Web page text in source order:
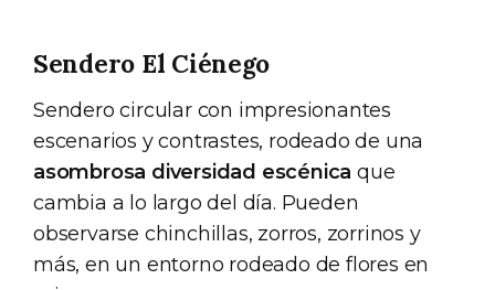
Sendero El Ciénego
Sendero circular con impresionantes
escenarios y contrastes, rodeado de una
asombrosa diversidad escénica que
cambia a lo largo del día. Pueden
observarse chinchillas, zorros, zorrinos y
más, en un entorno rodeado de flores en